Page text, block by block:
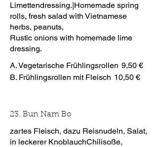
Limettendressing.|Homemade spring
rolls, fresh salad with Vietnamese
herbs, peanuts,
Rustic onions with homemade lime
dressing.
A. Vegetarische Frühlingsrollen 9,50 €
B. Frühlingsrollen mit Fleisch 10,50 €
23. Bun Nam Bo
zartes Fleisch, dazu Reisnudeln, Salat,
in leckerer KnoblauchChilisoße,